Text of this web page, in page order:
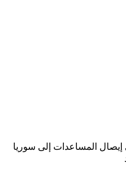
إيصال المساعدات إلى سوريا